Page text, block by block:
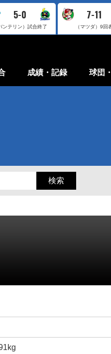
5-0
ンテリン） 試合終了
7-11
（マツダ） 9回
成績・記録 球団